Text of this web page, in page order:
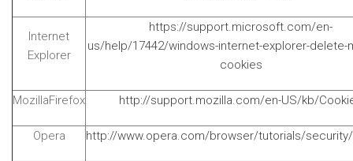
Internet
Explorer
https://support.microsoft.com/en-
us/help/17442/windows-internet-explorer-delete-
cookies
MozillaFirefox http://support.mozilla.com/en-US/kb/
Opera http://www.opera.com/browser/tutorials/